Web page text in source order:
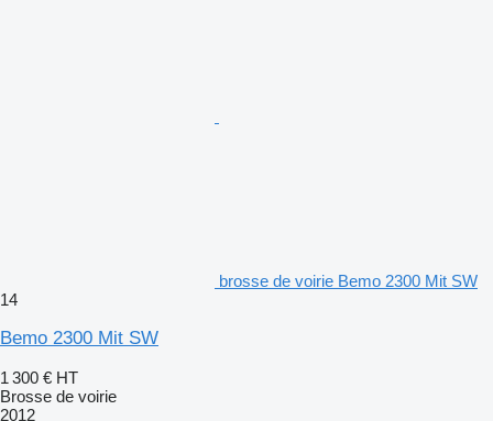
brosse de voirie Bemo 2300 Mit SW
14
Bemo 2300 Mit SW
1 300 € HT
Brosse de voirie
2012